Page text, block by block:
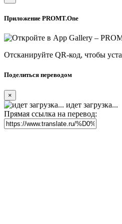
Приложение PROMT.One
Отсканируйте QR-код, чтобы
Поделиться переводом
×
идет загрузка...
Прямая ссылка на перевод: